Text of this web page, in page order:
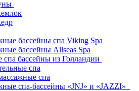
бассейны спа Viking Spa
бассейны Allseas Spa
спа бассейны из Голландии
спа
спа
спа-бассейны «JNJ» и «JAZZI»